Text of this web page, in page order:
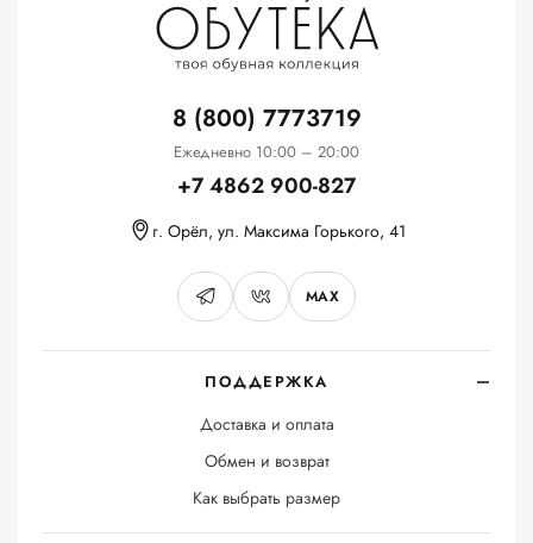
ПОДДЕРЖКА
Доставка и оплата
Обмен и возврат
Как выбрать размер
8 (800) 7773719
Ежедневно 10:00 – 20:00
+7 4862 900-827
г. Орёл, ул. Максима Горького, 41
MAX